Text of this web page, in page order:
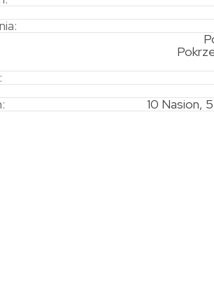
10 Nasion,